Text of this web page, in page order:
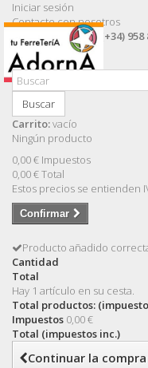
Iniciar sesión
Contacte con nosotros
Llámanos ahora: (+34)
Buscar
Carrito:vacío
Ningún producto
0,00 € Impuestos
0,00 €Total
Estos precios se entienden
Confirmar
Producto añadido
Cantidad
Total
Hay 1 artículo en su cesta.
Total productos:
Impuestos 0,00 €
Total (impuestos inc.)
Continuar la compra